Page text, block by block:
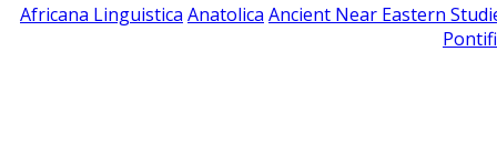
Africana Linguistica Anatolica Ancient Near Eastern